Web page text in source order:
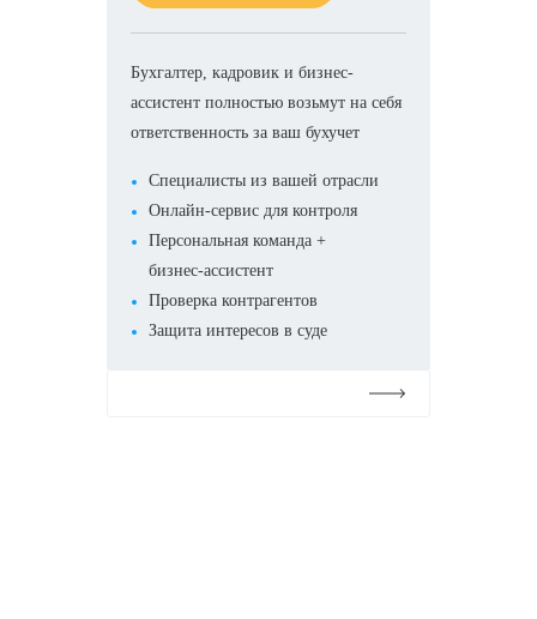
Бухгалтер, кадровик и бизнес-
ассистент полностью возьмут на себя
ответственность за ваш бухучет
Специалисты из вашей отрасли
Онлайн-сервис для контроля
Персональная команда +
бизнес-ассистент
Проверка контрагентов
Защита интересов в суде